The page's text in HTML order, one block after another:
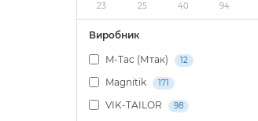
23 25 40 94
Виробник
M-Tac (Мтак) 12
Magnitik 171
VIK-TAILOR 98